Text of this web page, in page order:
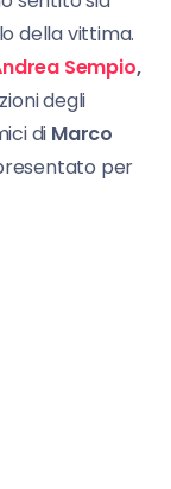
della vittima.
Sempio,
degli
di Marco
per